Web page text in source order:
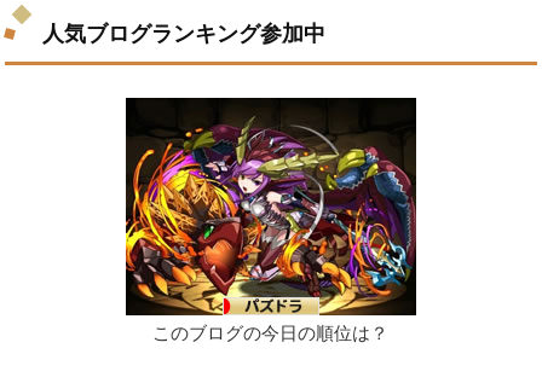
人気ブログランキング参加中
このブログの今日の順位は？